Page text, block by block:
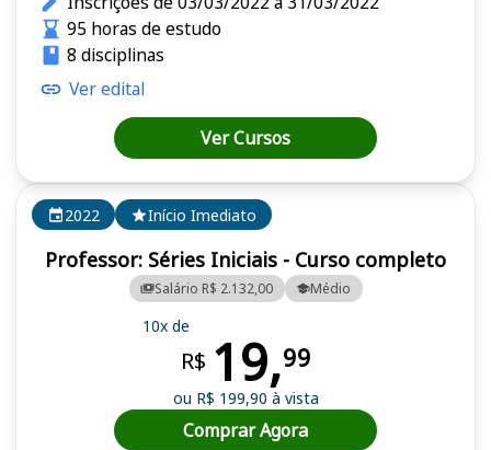
2022 Início Imediato
Professor: Séries Iniciais - Curso completo
Salário R$ 2.132,00 Médio
10x de
R$ 19,99
ou R$ 199,90 à vista
Comprar Agora
95 horas de estudo
8 disciplinas
Ver edital
Ver Cursos